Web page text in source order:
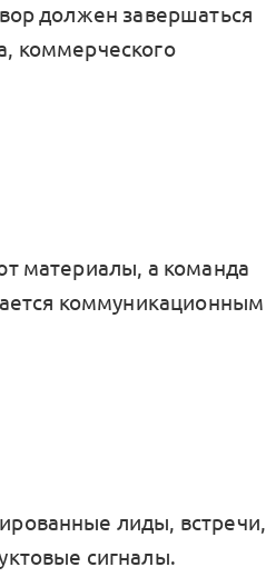
должен завершаться
коммерческого
материалы, а команда
коммуникационным
лиды, встречи,
сигналы.